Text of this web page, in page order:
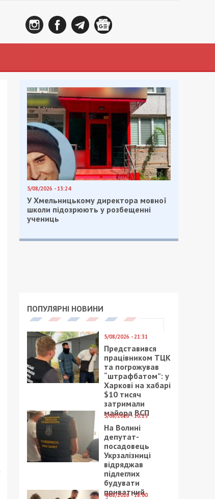
5/08/2026 - 13:24
У Хмельницькому директора мовної
школи підозрюють у розбещенні
учениць
ПОПУЛЯРНІ НОВИНИ
5/08/2026 - 21:31
Представився
працівником ТЦК
та погрожував
“штрафбатом”: у
Харкові на хабарі
$10 тисяч
затримали
майора ВСП
5/08/2026 - 10:29
На Волині
депутат-
посадовець
Укрзалізниці
відряджав
підлеглих
будувати
приватний
4/08/2026 - 18:00